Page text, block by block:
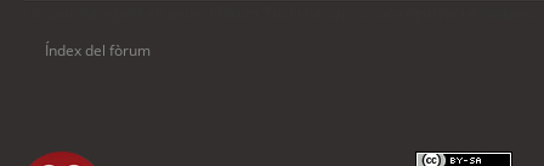
Índex del fòrum